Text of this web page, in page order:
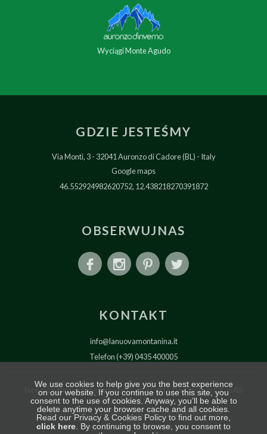
Wyciągi Monte Agudo
GDZIE JESTEŚMY
Via Monti, 3 32041 Auronzo di Cadore (BL)
Italy
Google maps
46.552924982620752, 12.438218270391872
OBSERWUJNAS
KONTAKT
info@lanuovamontanina.it
Telefon (+39) 0435 400005
Hotel La Nuova Montanina di Carla Corte De Checco & C. SAS
P.IVA 00592710255
CIN: IT025005A1ZBXUQLU3, IT025005B4E5T62C6H
CIR:
We use cookies to help give you the best experience
on our website. If you continue to use this site, you
consent to the use of cookies. Anyway, you’ll be able to
delete anytime your browser cache and all cookies.
Read our Privacy & Cookies Policy to find out more,
click here . By continuing to browse, you consent to